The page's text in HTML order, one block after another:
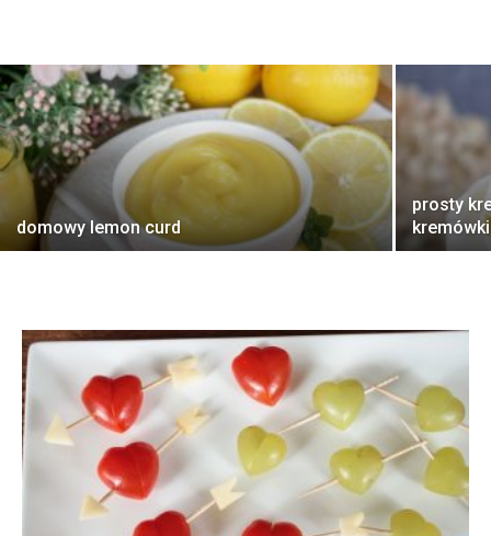
domowy lemon curd
prosty
kremówki